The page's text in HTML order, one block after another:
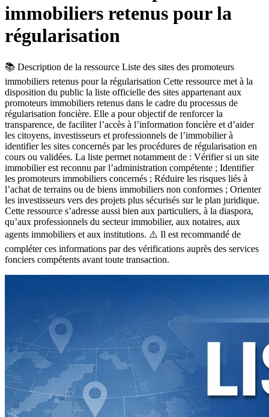
immobiliers retenus pour la
régularisation
📚 Description de la ressource Liste des sites des promoteurs
immobiliers retenus pour la régularisation Cette ressource met à la
disposition du public la liste officielle des sites appartenant aux
promoteurs immobiliers retenus dans le cadre du processus de
régularisation foncière. Elle a pour objectif de renforcer la
transparence, de faciliter l’accès à l’information foncière et d’aider
les citoyens, investisseurs et professionnels de l’immobilier à
identifier les sites concernés par les procédures de régularisation en
cours ou validées. La liste permet notamment de : Vérifier si un site
immobilier est reconnu par l’administration compétente ; Identifier
les promoteurs immobiliers concernés ; Réduire les risques liés à
l’achat de terrains ou de biens immobiliers non conformes ; Orienter
les investisseurs vers des projets plus sécurisés sur le plan juridique.
Cette ressource s’adresse aussi bien aux particuliers, à la diaspora,
qu’aux professionnels du secteur immobilier, aux notaires, aux
agents immobiliers et aux institutions. ⚠️ Il est recommandé de
compléter ces informations par des vérifications auprès des services
fonciers compétents avant toute transaction.